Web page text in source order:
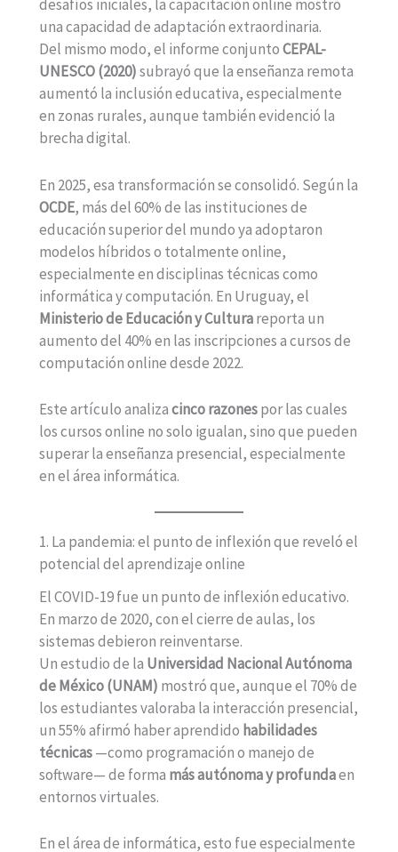
desafíos iniciales, la capacitación online mostró
una capacidad de adaptación extraordinaria.
Del mismo modo, el informe conjuntoCEPAL-
UNESCO (2020)subrayó que la enseñanza remota
aumentó la inclusión educativa, especialmente
en zonas rurales, aunque también evidenció la
brecha digital.
En 2025, esa transformación se consolidó. Según la
OCDE, más del 60% de las instituciones de
educación superior del mundo ya adoptaron
modelos híbridos o totalmente online,
especialmente en disciplinas técnicas como
informática y computación. En Uruguay, el
Ministerio de Educación y Culturareporta un
aumento del 40% en las inscripciones a cursos de
computación online desde 2022.
Este artículo analizacinco razonespor las cuales
los cursos online no solo igualan, sino que pueden
superar la enseñanza presencial, especialmente
en el área informática.
1. La pandemia: el punto de inflexión que reveló el
potencial del aprendizaje online
El COVID-19 fue un punto de inflexión educativo.
En marzo de 2020, con el cierre de aulas, los
sistemas debieron reinventarse.
Un estudio de la Universidad Nacional Autónoma
de México (UNAM) mostró que, aunque el 70% de
los estudiantes valoraba la interacción presencial,
un 55% afirmó haber aprendido habilidades
técnicas—como programación o manejo de
software— de forma más autónoma y profundaen
entornos virtuales.
En el área de informática, esto fue especialmente